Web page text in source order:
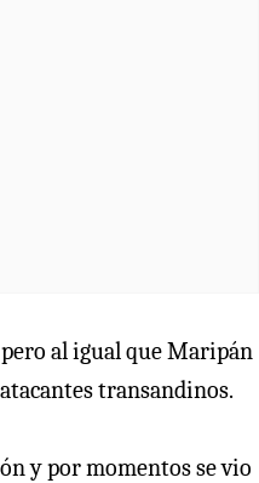
al igual que Maripán
transandinos.
y por momentos se vio